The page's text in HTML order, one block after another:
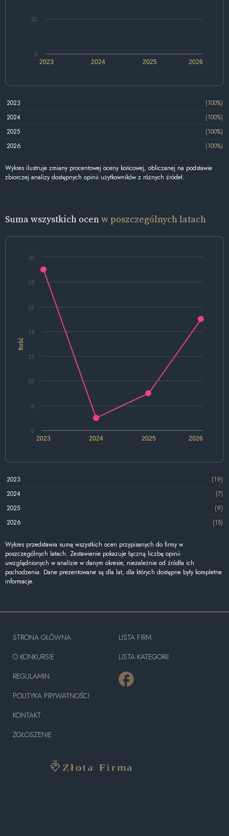
2024 2026
2023 2025
0
20
2023
(100%)
2024
(100%)
2025
(100%)
2026
(100%)
Wykres ilustruje zmiany procentowej oceny końcowej, obliczanej na podstawie
zbiorczej analizy dostępnych opinii użytkowników z różnych źródeł.
Suma wszystkich ocenw poszczególnych latach
Ilość
2024 2026
2023 2025
6
8
10
12
14
16
18
20
2023
(19)
2024
(7)
2025
(9)
2026
(15)
Wykres przedstawia sumę wszystkich ocen przypisanych do firmy w
poszczególnych latach. Zestawienie pokazuje łączną liczbę opinii
uwzględnionych w analizie w danym okresie, niezależnie od źródła ich
pochodzenia. Dane prezentowane są dla lat, dla których dostępne były kompletne
informacje.
STRONA GŁÓWNA
O KONKURSIE
REGULAMIN
POLITYKA PRYWATNOŚCI
KONTAKT
ZGŁOSZENIE
LISTA FIRM
LISTA KATEGORII